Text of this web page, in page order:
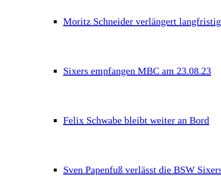
Moritz Schneider verlängert langfristig
Sixers empfangen MBC am 23.08.23
Felix Schwabe bleibt weiter an Bord
Sven Papenfuß verlässt die BSW